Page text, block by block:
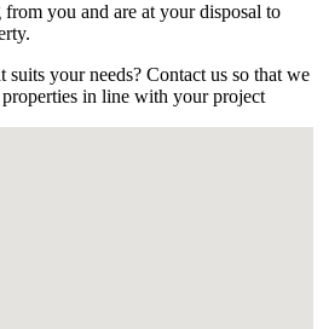
you and are at your disposal to
your needs? Contact us so that we
in line with your project